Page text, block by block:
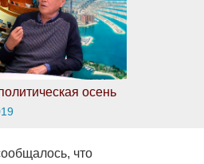
осень
что